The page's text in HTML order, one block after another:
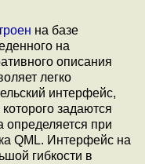
на базе
на
описания
легко
интерфейс,
задаются
определяется при
QML. Интерфейс на
гибкости в